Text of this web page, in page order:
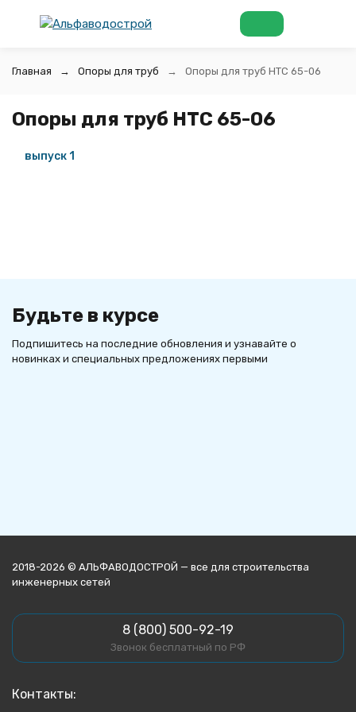
Главная Опоры для труб Опоры для труб НТС 65-06
Опоры для труб НТС 65-06
выпуск 1
Будьте в курсе
Подпишитесь на последние обновления и узнавайте о
новинках и специальных предложениях первыми
2018-2026 © АЛЬФАВОДОСТРОЙ — все для строительства
инженерных сетей
8 (800) 500-92-19
Звонок бесплатный по РФ
Контакты: